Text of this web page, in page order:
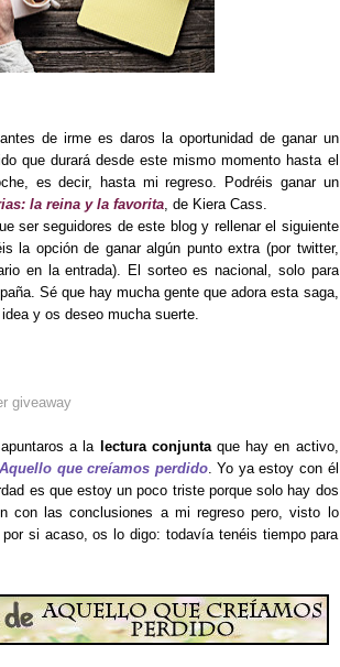
de irme es daros la oportunidad de ganar un
que durará desde este mismo momento hasta el
es decir, hasta mi regreso. Podréis ganar un
la reina y la favorita , de Kiera Cass.
ser seguidores de este blog y rellenar el siguiente
la opción de ganar algún punto extra (por twitter,
en la entrada). El sorteo es nacional, solo para
Sé que hay mucha gente que adora esta saga,
y os deseo mucha suerte.
giveaway
a la lectura conjuntaque hay en activo,
Aquello que creíamos perdido. Yo ya estoy con él
es que estoy un poco triste porque solo hay dos
con las conclusiones a mi regreso pero, visto lo
si acaso, os lo digo: todavía tenéis tiempo para